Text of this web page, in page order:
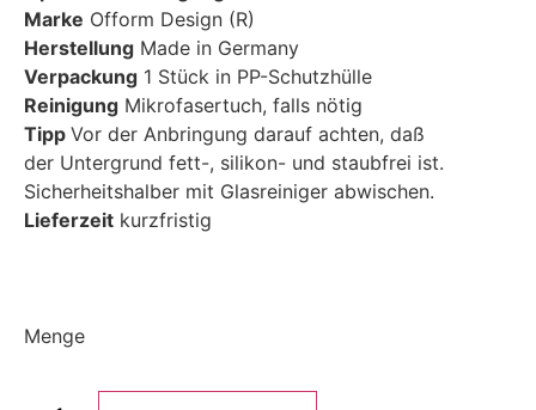
Marke Ofform Design (R)
Herstellung Made in Germany
Verpackung 1 Stück in PP-Schutzhülle
Reinigung Mikrofasertuch, falls nötig
Tipp Vor der Anbringung darauf achten, daß
der Untergrund fett-, silikon- und staubfrei ist.
Sicherheitshalber mit Glasreiniger abwischen.
Lieferzeit kurzfristig
Menge